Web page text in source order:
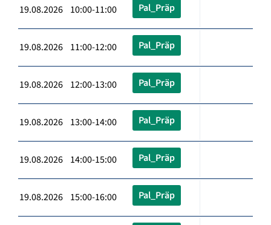
19.08.2026 10:00-11:00 Pal_Präp
19.08.2026 11:00-12:00 Pal_Präp
19.08.2026 12:00-13:00 Pal_Präp
19.08.2026 13:00-14:00 Pal_Präp
19.08.2026 14:00-15:00 Pal_Präp
19.08.2026 15:00-16:00 Pal_Präp